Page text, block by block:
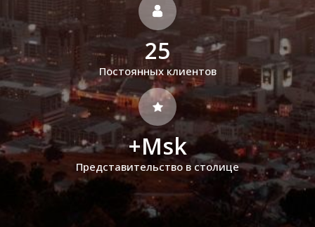
25
Постоянных клиентов
+Msk
Представительство в столице